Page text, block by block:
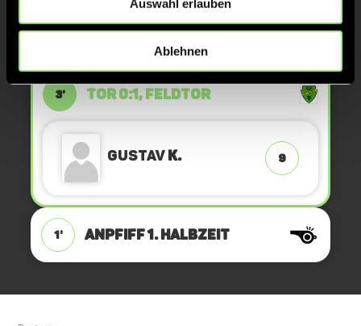
Auswahl erlauben
Ablehnen
VincentK.
3' TOR 0:1, FELDTOR
GustavK. 9
1' ANPFIFF 1. Halbzeit